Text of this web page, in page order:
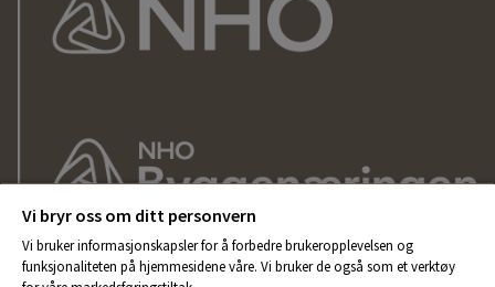
Vi bryr oss om ditt personvern
Vi bruker informasjonskapsler for å forbedre brukeropplevelsen og
funksjonaliteten på hjemmesidene våre. Vi bruker de også som et verktøy